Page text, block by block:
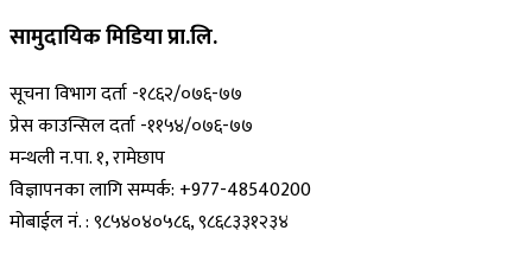
सामुदायिक मिडिया प्रा.लि.
सूचना विभाग दर्ता -१८६२/०७६-७७
प्रेस काउन्सिल दर्ता -११५४/०७६-७७
मन्थली न.पा. १, रामेछाप
विज्ञापनका लागि सम्पर्क: +977-48540200
मोबाईल नं. : ९८५४०४०५८६, ९८६८३३१२३४